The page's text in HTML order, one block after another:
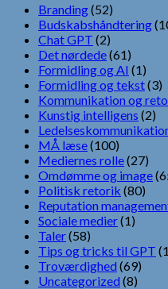
Branding(52)
Budskabshåndtering
Chat GPT (2)
Det nørdede(61)
Formidling og AI (1)
Formidling og tekst(3)
Kommunikation og
Kunstig intelligens (2)
MÅ læse(100)
Mediernes rolle(27)
Omdømme og image
Politisk retorik (80)
Reputation
Sociale medier(1)
Taler(58)
Tips og tricks til GPT
Troværdighed (69)
Uncategorized (8)